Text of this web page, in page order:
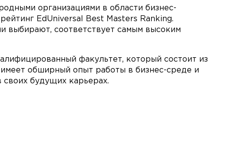
организациями в области бизнес-
EdUniversal Best Masters Ranking.
выбирают, соответствует самым высоким
факультет, который состоит из
имеет обширный опыт работы в бизнес-среде и
своих будущих карьерах.